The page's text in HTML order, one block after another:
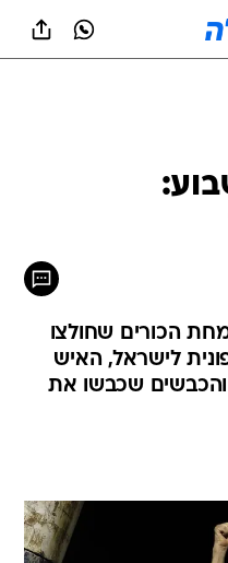
הכורים שחולצו
לישראל, האיש
והכבשים שכבשו את